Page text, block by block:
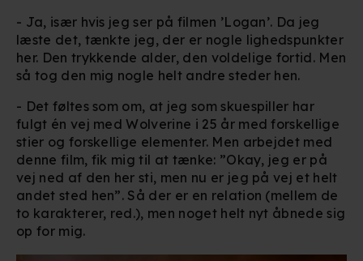
- Ja, især hvis jeg ser på filmen ’Logan’. Da jeg
læste det, tænkte jeg, der er nogle lighedspunkter
her. Den trykkende alder, den voldelige fortid. Men
så tog den mig nogle helt andre steder hen.
- Det føltes som om, at jeg som skuespiller har
fulgt én vej med Wolverine i 25 år med forskellige
stier og forskellige elementer. Men arbejdet med
denne film, fik mig til at tænke: ”Okay, jeg er på
vej ned af den her sti, men nu er jeg på vej et helt
andet sted hen”. Så der er en relation (mellem de
to karakterer, red.), men noget helt nyt åbnede sig
op for mig.